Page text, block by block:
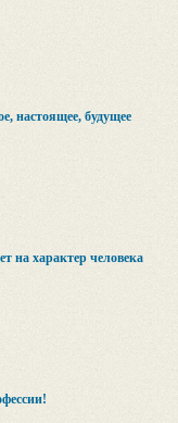
настоящее, будущее
на характер человека